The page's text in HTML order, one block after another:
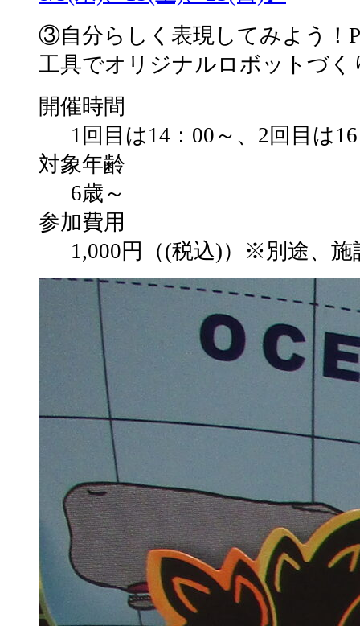
③自分らしく表現してみよう！
工具でオリジナルロボットづく
開催時間
1回目は14：00～、2回目は
対象年齢
6歳～
参加費用
1,000円（(税込)）※別途、